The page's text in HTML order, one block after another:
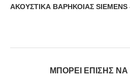
ΑΚΟΥΣΤΙΚΑ ΒΑΡΗΚΟΙΑΣ
ΜΠΟΡΕΊ ΕΠΊΣΗΣ ΝΑ